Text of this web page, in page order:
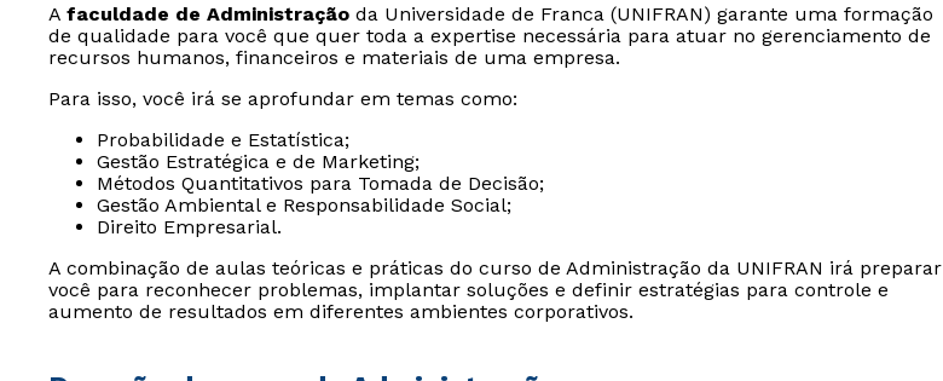
A faculdade de Administração da Universidade de Franca (UNIFRAN) garante uma formação
de qualidade para você que quer toda a expertise necessária para atuar no gerenciamento de
recursos humanos, financeiros e materiais de uma empresa.
Para isso, você irá se aprofundar em temas como:
Probabilidade e Estatística;
Gestão Estratégica e de Marketing;
Métodos Quantitativos para Tomada de Decisão;
Gestão Ambiental e Responsabilidade Social;
Direito Empresarial.
A combinação de aulas teóricas e práticas do curso de Administração da UNIFRAN irá preparar
você para reconhecer problemas, implantar soluções e definir estratégias para controle e
aumento de resultados em diferentes ambientes corporativos.